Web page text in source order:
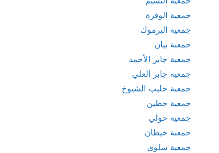
جمعية الوفرة
جمعية اليرموك
جمعية بيان
جمعية جابر الأحمد
جمعية جابر العلي
جمعية جليب الشيوخ
جمعية حطين
جمعية حولي
جمعية خيطان
جمعية سلوى